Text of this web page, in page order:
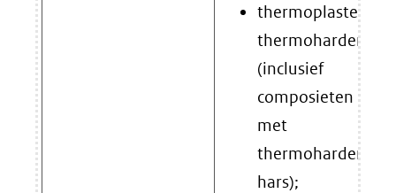
thermoplasten,
thermoharders
(inclusief
composieten
met
thermohardende
hars);